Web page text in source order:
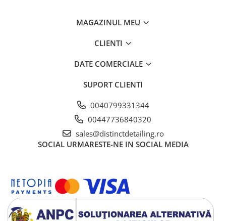
MAGAZINUL MEU
CLIENTI
DATE COMERCIALE
SUPORT CLIENTI
0040799331344
00447736840320
sales@distinctdetailing.ro
SOCIAL URMARESTE-NE IN SOCIAL MEDIA